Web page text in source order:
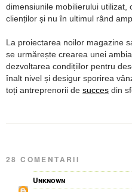
dimensiunile mobilierului utilizat,
clienților și nu în ultimul rând
La proiectarea noilor magazine
se urmărește crearea unei
dezvoltarea condițiilor pentru
înalt nivel și desigur sporirea
toți antreprenorii de succes din
28 COMENTARII
Unknown